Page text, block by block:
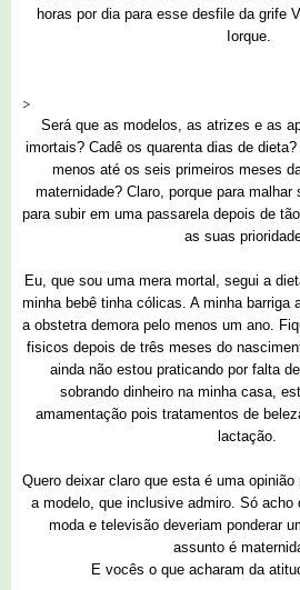
horas por dia para esse desfile da grife
Iorque.
>
Será que as modelos, as atrizes e as
imortais? Cadê os quarenta dias de
menos até os seis primeiros meses
maternidade? Claro, porque para
para subir em uma passarela depois de
as suas
Eu, que sou uma mera mortal, segui a
minha bebê tinha cólicas. A minha barriga
a obstetra demora pelo menos um ano.
fisicos depois de três meses do
ainda não estou praticando por falta
sobrando dinheiro na minha casa,
amamentação pois tratamentos de
lactação.
Quero deixar claro que esta é uma
a modelo, que inclusive admiro. Só acho
moda e televisão deveriam ponderar
assunto é
E vocês o que acharam da